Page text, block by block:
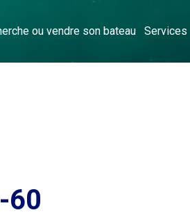
ou vendre son bateau Services
60